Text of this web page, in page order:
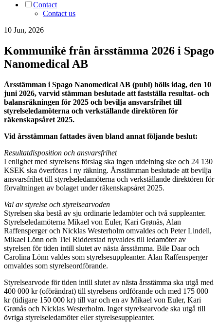
Contact
Contact us
10 Jun, 2026
Kommuniké från årsstämma 2026 i Spago
Nanomedical AB
Årsstämman i Spago Nanomedical AB (publ) hölls idag, den 10
juni 2026, varvid stämman beslutade att fastställa resultat- och
balansräkningen för 2025 och bevilja ansvarsfrihet till
styrelseledamöterna och verkställande direktören för
räkenskapsåret 2025.
Vid årsstämman fattades även bland annat följande beslut:
Resultatdisposition och ansvarsfrihet
I enlighet med styrelsens förslag ska ingen utdelning ske och 24 130
KSEK ska överföras i ny räkning. Årsstämman beslutade att bevilja
ansvarsfrihet till styrelseledamöterna och verkställande direktören för
förvaltningen av bolaget under räkenskapsåret 2025.
Val av styrelse och styrelsearvoden
Styrelsen ska bestå av sju ordinarie ledamöter och två suppleanter.
Styrelseledamöterna Mikael von Euler, Kari Grønås, Alan
Raffensperger och Nicklas Westerholm omvaldes och Peter Lindell,
Mikael Lönn och Tiel Ridderstad nyvaldes till ledamöter av
styrelsen för tiden intill slutet av nästa årsstämma. Bile Daar och
Carolina Lönn valdes som styrelsesuppleanter. Alan Raffensperger
omvaldes som styrelseordförande.
Styrelsearvode för tiden intill slutet av nästa årsstämma ska utgå med
400 000 kr (oförändrat) till styrelsens ordförande och med 175 000
kr (tidigare 150 000 kr) till var och en av Mikael von Euler, Kari
Grønås och Nicklas Westerholm. Inget styrelsearvode ska utgå till
övriga styrelseledamöter eller styrelsesuppleanter.